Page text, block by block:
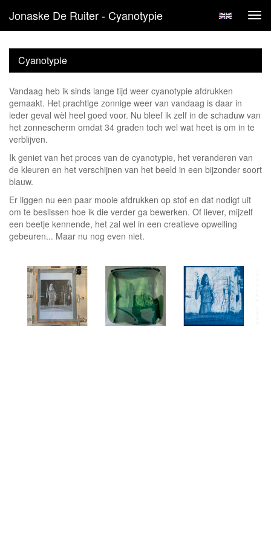
Jonaske De Ruiter - Cyanotypie
Cyanotypie
Vandaag heb ik sinds lange tijd weer cyanotypie afdrukken
gemaakt. Het prachtige zonnige weer van vandaag is daar in
ieder geval wèl heel goed voor. Nu bleef ik zelf in de schaduw van
het zonnescherm omdat 34 graden toch wel wat heet is om in te
verblijven.
Ik geniet van het proces van de cyanotypie, het veranderen van
de kleuren en het verschijnen van het beeld in een bijzonder soort
blauw.
Er liggen nu een paar mooie afdrukken op stof en dat nodigt uit
om te beslissen hoe ik die verder ga bewerken. Of liever, mijzelf
een beetje kennende, het zal wel in een creatieve opwelling
gebeuren... Maar nu nog even niet.